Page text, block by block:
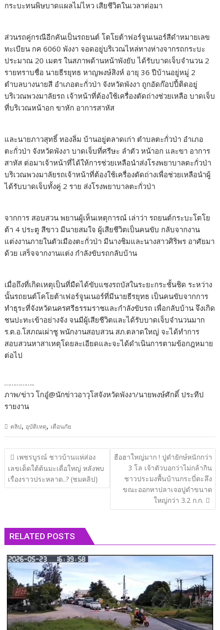
กระบะทนพิษบาดแผลไม่ไหว เสียชีวิตในเวลาต่อมา
ส่วนรถคู่กรณีอีกคันเป็นรถยนต์ โตโยต้าฟอร์จูนเนอร์สีดำหมายเลข
ทะเบียน กค 6060 พังงา จอดอยู่บริเวณไหล่ทางห่างจากรถกระบะ
ประมาณ 20 เมตร ในสภาพด้านหน้าพังยับ ได้รับบาดเจ็บจำนวน 2
รายทราบชื่อ นายธีรยุทธ หาญพงษ์สิงห์ อายุ 36 ปีบ้านอยู่หมู่ 2
ตำบลบางนายสี อำเภอตะกั่วป่า จังหวัดพังงา ถูกอัดก๊อปปี้ติดอยู่
บริเวณพวงมาลัยรถ เจ้าหน้าที่ต้องใช้เครื่องตัดถ่างช่วยเหลือ บาดเจ็บ
ที่บริเวณหน้าอก ขาหัก อาการสาหัส
และนายภาวสุทธิ์ ทองลิ่ม บ้านอยู่ตลาดเก่า ตำบลตะกั่วป่า อำเภอ
ตะกั่วป่า จังหวัดพังงา บาดเจ็บที่ศรีษะ ลำตัว หน้าอก และขา อาการ
สาหัส ต่อมาเจ้าหน้าที่ได้ให้การช่วยเหลือนำส่งโรงพยาบาลตะกั่วป่า
บริเวณพวงมาลัยรถเจ้าหน้าที่ต้องใช้เครื่องตัดถ่างเพื่อช่วยเหลือนำผู้
ได้รับบาดเจ็บทั้งคู่ 2 ราย ส่งโรงพยาบาลตะกั่วป่า
จากการ สอบสวน พยานผู้เห็นเหตุการณ์ เล่าว่า รถยนต์กระบะโตโย
ต้า 4 ประตู สีขาว มีนายสมใจ ผู้เสียชีวิตเป็นคนขับ กลับจากงาน
แต่งงานภายในตัวเมืองตะกั่วป่า มีนางชิมและนางสาวศิริพร อาศัยมา
ด้วย เสร็จจากงานแต่ง กำลังขับรถกลับบ้าน
เมื่อถึงที่เกิดเหตุเป็นที่มืดได้ขับแซงรถบัสในระยะกระชั้นชิด ระหว่าง
นั้นรถยนต์โคโยต้าเฟอร์จูนเนอร์ที่มีนายธีรยุทธ เป็นคนขับจากการ
ทำธุระที่จังหวัดนครศรีธรรมราชและกำลังขับรถ เพื่อกลับบ้าน จึงเกิด
ชนปะทะเข้าอย่างจัง จนมีผู้เสียชีวิตและได้รับบาดเจ็บจำนวนมาก
ร.ต.อ.โสภณเผ่าชู พนักงานสอบสวน สภ.ตลาดใหญ่ จะได้ทำการ
สอบสวนหาสาเหตุโดยละเอียดและจะได้ดำเนินการตามข้อกฎหมาย
ต่อไป
……………..
ภาพ/ข่าว โกอู๋@นักข่าวอาวุโสจังหวัดพังงา/นายพงษ์ศักดิ์ ประทีป
รายงาน
คลิป, อุบัติเหตุ, เตือนภัย
แนะแนว
เรื่อง
เพชรบูรณ์ ชาวบ้านแห่ส่อง
เลขเด็ดใต้ต้นมะเดื่อใหญ่ หลังพบ
เรื่องราวประหลาด..? (ชมคลิป)
ฮือฮาใหญ่มาก ! ปูดำยักษ์หนักกว่า
3 โล เจ้าตัวบอกว่าไม่กล้ากิน
ชาวประมงพื้นบ้านกระบี่ตะลึง
ขณะออกหาปลาเจอปูดำขนาด
ใหญ่กว่า 3.2 ก.ก.
RELATED POSTS